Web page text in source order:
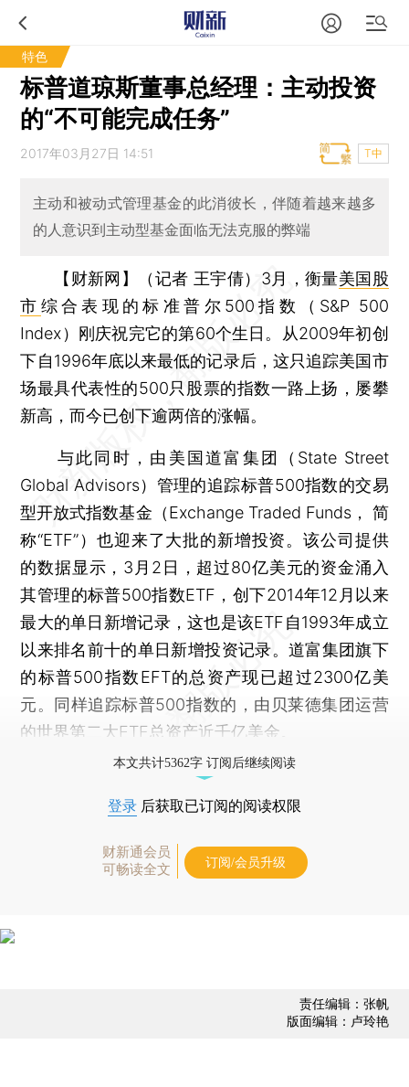
特色
标普道琼斯董事总经理：主动投资
的“不可能完成任务”
2017年03月27日 14:51 T中
主动和被动式管理基金的此消彼长，伴随着越来越多
的人意识到主动型基金面临无法克服的弊端
【财新网】（记者 王宇倩） 3月，衡量美国股
市 综合表现的标准普尔500指数（S&P 500
Index）刚庆祝完它的第60个生日。从2009年初创
下自1996年底以来最低的记录后，这只追踪美国市
场最具代表性的500只股票的指数一路上扬，屡攀
新高，而今已创下逾两倍的涨幅。
与此同时，由美国道富集团（State Street
Global Advisors）管理的追踪标普500指数的交易
型开放式指数基金（Exchange Traded Funds， 简
称“ETF”）也迎来了大批的新增投资。该公司提供
的数据显示，3月2日，超过80亿美元的资金涌入
其管理的标普500指数ETF，创下2014年12月以来
最大的单日新增记录，这也是该ETF自1993年成立
以来排名前十的单日新增投资记录。道富集团旗下
的标普500指数EFT的总资产现已超过2300亿美
元。同样追踪标普500指数的，由贝莱德集团运营
的世界第二大ETF总资产近千亿美金。
本文共计5362字 订阅后继续阅读
登录 后获取已订阅的阅读权限
财新通会员
可畅读全文
订阅/会员升级
责任编辑：张帆
版面编辑：卢玲艳